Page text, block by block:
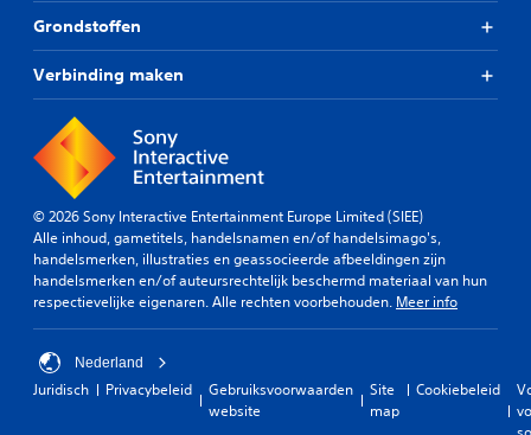
Grondstoffen
Verbinding maken
© 2026 Sony Interactive Entertainment Europe Limited (SIEE)
Alle inhoud, gametitels, handelsnamen en/of handelsimago's,
handelsmerken, illustraties en geassocieerde afbeeldingen zijn
handelsmerken en/of auteursrechtelijk beschermd materiaal van hun
respectievelijke eigenaren. Alle rechten voorbehouden. Meer info
Nederland
Juridisch Privacybeleid
Gebruiksvoorwaarden
website
Site
map
Cookiebeleid